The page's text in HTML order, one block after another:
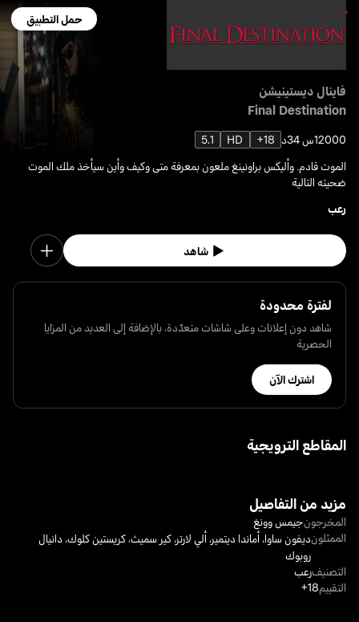
حمل التطبيق
فاينال ديستينيشن
Final Destination
20001س 34د 18+
HD
5.1
الموت قادم. وأليكس براونينغ ملعون بمعرفة متى وكيف وأين سيأخذ ملك الموت
ضحيته التالية
رعب
شاهد
لفترة محدودة
شاهد دون إعلانات وعلى شاشات متعدّدة، بالإضافة إلى العديد من المزايا
الحصرية
اشترك الآن
المقاطع الترويجية
مزيد من التفاصيل
المخرجونجيمس وونغ
الممثلونديفون ساوا،أماندا ديتمير،ألي لارتر،كير سميث،كريستين كلوك، دانيال
روبوك
التصنيفرعب
التقييم18+